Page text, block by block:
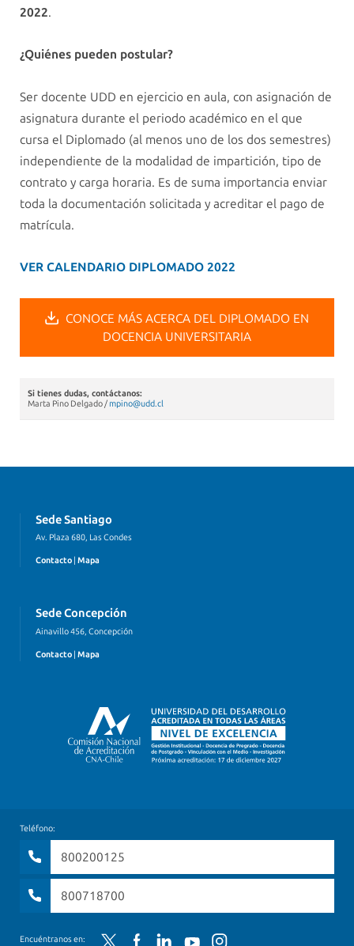
2022.
¿Quiénes pueden postular?
Ser docente UDD en ejercicio en aula, con asignación de
asignatura durante el periodo académico en el que
cursa el Diplomado (al menos uno de los dos semestres)
independiente de la modalidad de impartición, tipo de
contrato y carga horaria. Es de suma importancia enviar
toda la documentación solicitada y acreditar el pago de
matrícula.
VER CALENDARIO DIPLOMADO 2022
CONOCE MÁS ACERCA DEL DIPLOMADO EN
DOCENCIA UNIVERSITARIA
Si tienes dudas, contáctanos:
Marta Pino Delgado / mpino@udd.cl
Sede Santiago
Av. Plaza 680, Las Condes
Contacto Mapa
Sede Concepción
Ainavillo 456, Concepción
Contacto | Mapa
Teléfono:
800200125
800718700
Encuéntranos en: Twitter FacebookLinkedInYouTubeInstagram